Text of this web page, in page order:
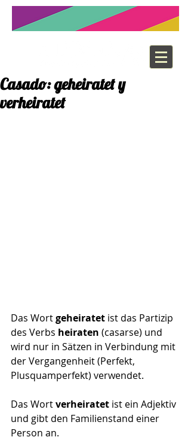
Casado: geheiratet y
verheiratet
Das Wort geheiratet ist das Partizip
des Verbs heiraten (casarse) und
wird nur in Sätzen in Verbindung mit
der Vergangenheit (Perfekt,
Plusquamperfekt) verwendet.
Das Wort verheiratet ist ein Adjektiv
und gibt den Familienstand einer
Person an.